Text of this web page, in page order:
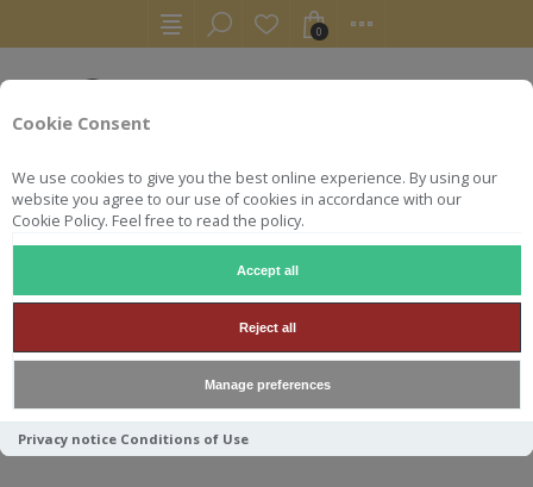
Cookie Consent
We use cookies to give you the best online experience. By using our
website you agree to our use of cookies in accordance with our
Cookie Policy. Feel free to read the policy.
Accept all
Reject all
Manage preferences
Privacy notice Conditions of Use
0
CARONI SINGLE CASK 1996
LMDW 70.28°